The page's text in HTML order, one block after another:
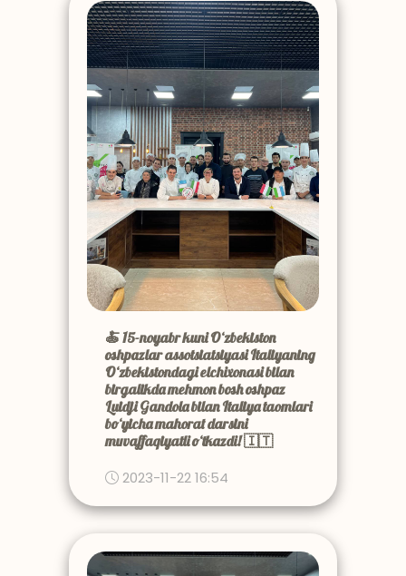
🍝 15-noyabr kuni O‘zbekiston
oshpazlar assotsiatsiyasi Italiyaning
O‘zbekistondagi elchixonasi bilan
birgalikda mehmon bosh oshpaz
Luidji Gandola bilan Italiya taomlari
bo‘yicha mahorat darsini
muvaffaqiyatli o‘tkazdi! 🇮🇹
2023-11-22 16:54